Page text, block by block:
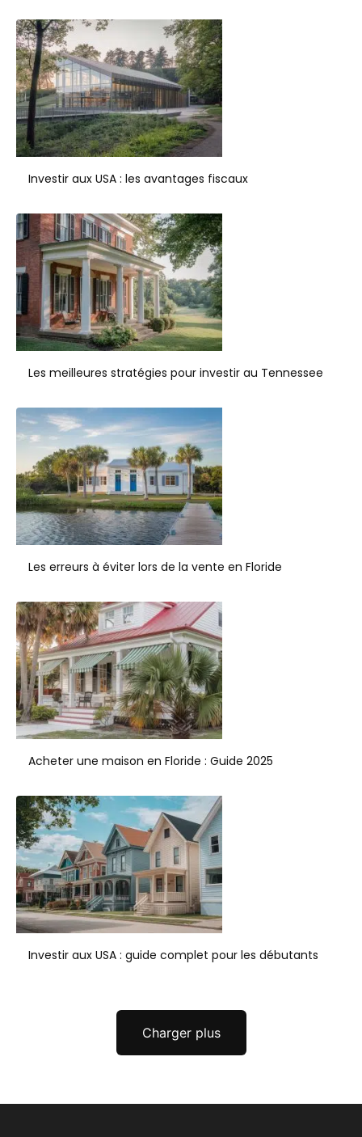
Investir aux USA : les avantages fiscaux
Les meilleures stratégies pour investir au Tennessee
Les erreurs à éviter lors de la vente en Floride
Acheter une maison en Floride : Guide 2025
Investir aux USA : guide complet pour les débutants
Charger plus